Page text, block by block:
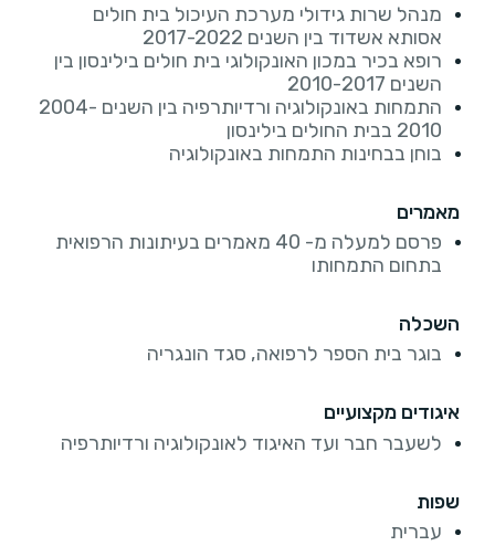
מנהל שרות גידולי מערכת העיכול בית חולים
אסותא אשדוד בין השנים 2017-2022
רופא בכיר במכון האונקולוגי בית חולים בילינסון בין
השנים 2010-2017
התמחות באונקולוגיה ורדיותרפיה בין השנים 2004-
2010 בבית החולים בילינסון
בוחן בבחינות התמחות באונקולוגיה
מאמרים
פרסם למעלה מ- 40 מאמרים בעיתונות הרפואית
בתחום התמחותו
השכלה
בוגר בית הספר לרפואה, סגד הונגריה
איגודים מקצועיים
לשעבר חבר ועד האיגוד לאונקולוגיה ורדיותרפיה
שפות
עברית